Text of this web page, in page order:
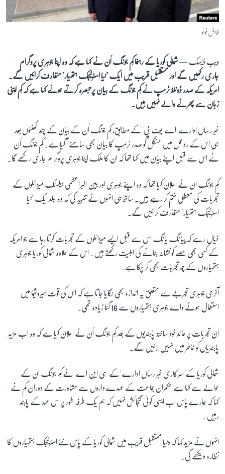
آرٹ
آزادیٔ صحافت
صحت
دلچسپ و عجیب
ویڈیوز
اسپیشل کوریج
اداریہ
Learning English
FOLLOW US
زبان
فائل فوٹو
ویب ڈیسک —شمالی کوریا کے رہنما کِم جونگ اُن نے کہا ہے کہ وہ اپنا جوہری پروگرام
جاری رکھیں گے اور مستقبل قریب میں ایک "نیا اسٹرٹیجک ہتھیار" متعارف کرائیں گے۔
امریکہ کے صدر ڈونلڈ ٹرمپ نے کِم جونگ کے بیان پر تبصرہ کرتے ہوئے کہا ہے کہ کِم اپنی
زبان سے پھرنے والے نہیں ہیں۔
خبر رساں ادارے 'اے ایف پی' کے مطابق، کِم جونگ اُن کے بیان کے چند گھنٹوں بعد
ہی اس کے ردعمل میں منگل کو صدر ٹرمپ کا بیان بھی سامنے آ گیا ہے۔ کِم جونگ اُن
نے اس سے قبل اپنے بیان میں کہا تھا کہ ان کا ملک اپنا جوہری پروگرام جاری رکھے گا۔
کِم جونگ ان نے اعلان کیا تھا کہ وہ اپنے جوہری اور بین البراعظمی بیلسٹک میزائلوں کے
تجربات کی معطلی ختم کر رہے ہیں۔ ساتھ ہی انہوں نے تنبیہ کی کہ وہ جلد ایک "نیا
اسٹرٹیجک ہتھیار" متعارف کرائیں گے۔
خیال رہے کہ پیانگ یانگ اس سے قبل ایسے میزائلوں کے تجربات کرتا رہا ہے جو امریکہ
کے کسی بھی حصے کو نشانہ بنانے کی اہلیت رکھتے ہیں۔ اس کے علاوہ شمالی کوریا جوہری
ہتھیاروں کے چھ تجربات بھی کر چکا ہے۔
آخری جوہری تجربے سے متعلق یہ اندازہ بھی لگایا جاتا ہے کہ اس کی قوت ہیروشیما میں
استعمال ہونے والے جوہری ہتھیاروں سے 16 گنا زیادہ تھی۔
ان تجربات پر عائد خود ساختہ پابندیوں کے بعد کِم جونگ اُن نے اعلان کیا ہے کہ وہ اب مزید
پابندیاں کو خاطر میں نہیں لائیں گے۔
شمالی کوریا کے سرکاری خبر رساں ادارے 'کے سی این اے' نے کِم جونگ ان کے
حوالے سے کہا ہے حکمران جماعت کے عہدے داروں سے مشاورت کے دوران کِم نے
کہا کہ ہمارے پاس اب ایسی کوئی گنجائش نہیں کہ ہم یک طرفہ طور پر اس عہد کے پابند
رہیں۔
انہوں نے مزید کہا کہ دنیا مستقبل قریب میں شمالی کوریا کے پاس نئے اسٹرٹیجک ہتھیاروں کا
نظارہ دیکھے گی۔